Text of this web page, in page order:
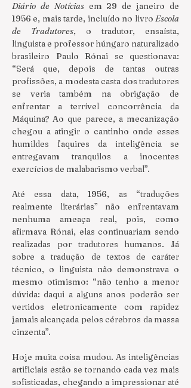
Diário de Notícias em 29 de janeiro de
1956 e, mais tarde, incluído no livro Escola
de Tradutores, o tradutor, ensaísta,
linguista e professor húngaro naturalizado
brasileiro Paulo Rónai se questionava:
“Será que, depois de tantas outras
profissões, a modesta casta dos tradutores
se veria também na obrigação de
enfrentar a terrível concorrência da
Máquina? Ao que parece, a mecanização
chegou a atingir o cantinho onde esses
humildes faquires da inteligência se
entregavam tranquilos a inocentes
exercícios de malabarismo verbal”.
Até essa data, 1956, as “traduções
realmente literárias” não enfrentavam
nenhuma ameaça real, pois, como
afirmava Rónai, elas continuariam sendo
realizadas por tradutores humanos. Já
sobre a tradução de textos de caráter
técnico, o linguista não demonstrava o
mesmo otimismo: “não tenho a menor
dúvida: daqui a alguns anos poderão ser
vertidos eletronicamente com rapidez
jamais alcançada pelos cérebros da massa
cinzenta”.
Hoje muita coisa mudou. As inteligências
artificiais estão se tornando cada vez mais
sofisticadas, chegando a impressionar até